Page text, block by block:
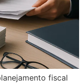
fiscal